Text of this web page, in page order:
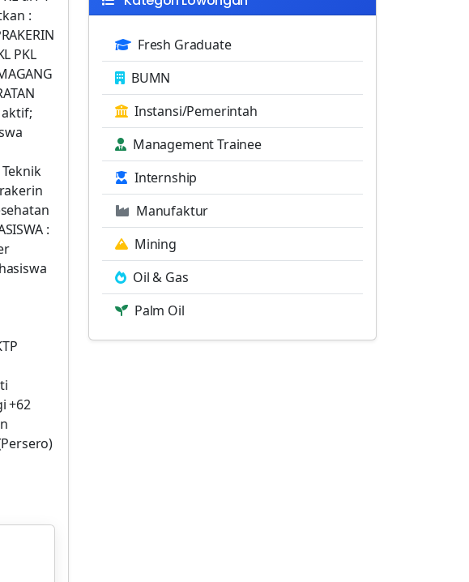
:
PKL
aktif;
:
+62
Fresh Graduate
BUMN
Instansi/Pemerintah
Management Trainee
Internship
Manufaktur
Mining
Oil & Gas
Palm Oil